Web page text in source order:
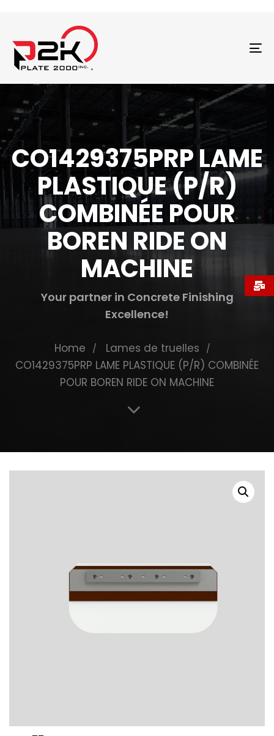
CO1429375PRP LAME
PLASTIQUE (P/R)
COMBINÉE POUR
BOREN RIDE ON
MACHINE
Your partner in Concrete Finishing
Excellence!
Home
Lames de truelles
CO1429375PRP LAME PLASTIQUE (P/R) COMBINÉE
POUR BOREN RIDE ON MACHINE